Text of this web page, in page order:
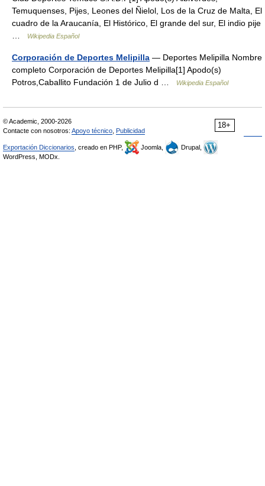
Temuquenses, Pijes, Leones del Ñielol, Los de la Cruz de Malta, El
cuadro de la Araucanía, El Histórico, El grande del sur, El indio pije
Wikipedia Español
Corporación de Deportes Melipilla — Deportes Melipilla Nombre
completo Corporación de Deportes Melipilla[1] Apodo(s)
Potros,Caballito Fundación 1 de Julio d …
Wikipedia Español
18+
© Academic, 2000-2026
Contacte con nosotros: Apoyo técnico Publicidad
Exportación Diccionarios , creado en PHP, Joomla,
Drupal,
WordPress, MODx.